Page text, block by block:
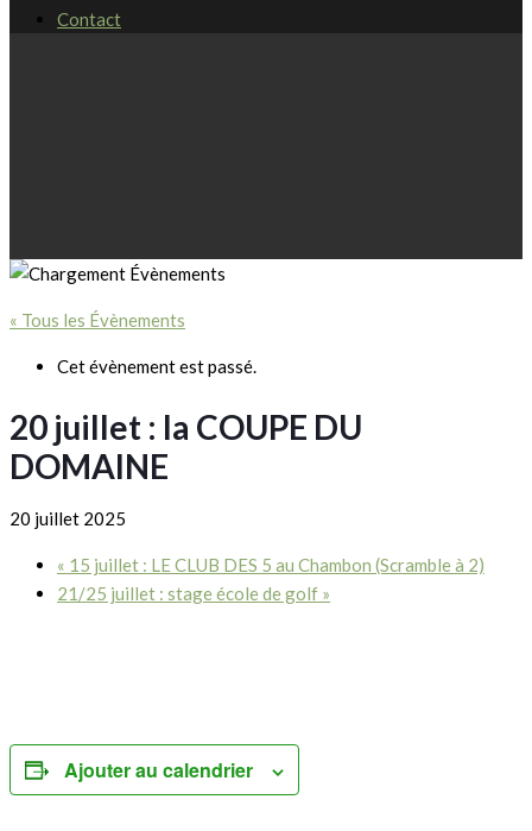
Contact
« Tous les Évènements
Cet évènement est passé.
20 juillet : la COUPE DU
DOMAINE
20 juillet 2025
« 15 juillet : LE CLUB DES 5 au Chambon (Scramble à 2)
21/25 juillet : stage école de golf »
Ajouter au calendrier